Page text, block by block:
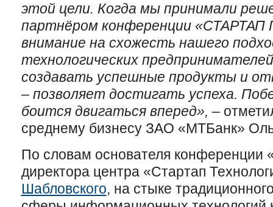
этой цели. Когда мы принимали
партнёром конференции
внимание на схожесть нашего
технологических
создавать успешные продукты и
– позволяет достигать успеха.
боится двигаться вперед», –
среднему бизнесу ЗАО «МТБанк»
По словам основателя
директора центра «Стартап
Шабловского, на стыке